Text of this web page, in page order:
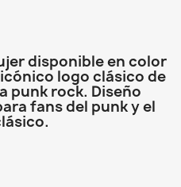
disponible en color
logo clásico de
punk rock. Diseño
fans del punk y el